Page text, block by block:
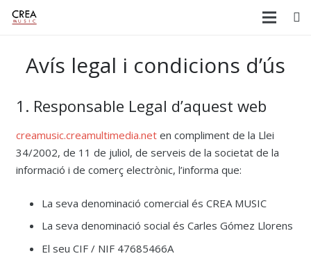
Avís legal i condicions d’ús
1. Responsable Legal d’aquest web
creamusic.creamultimedia.neten compliment de la Llei
34/2002, de 11 de juliol, de serveis de la societat de la
informació i de comerç electrònic, l’informa que:
La seva denominació comercial és CREA MUSIC
La seva denominació social és Carles Gómez Llorens
El seu CIF / NIF 47685466A